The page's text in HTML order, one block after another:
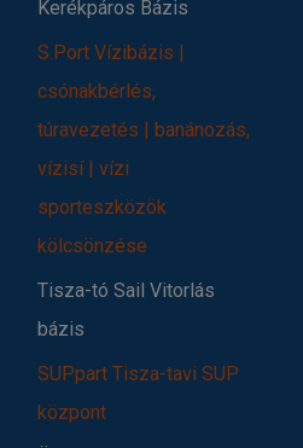
Kerékpáros Bázis
S.Port Vízibázis |
csónakbérlés,
túravezetés | banánozás,
vízisí | vízi
sporteszközök
kölcsönzése
Tisza-tó Sail Vitorlás
bázis
SUPpart Tisza-tavi SUP
központ